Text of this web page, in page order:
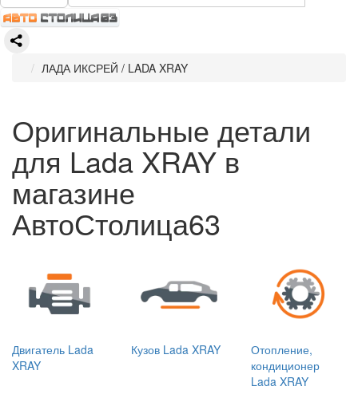
ЛАДА ИКСРЕЙ / LADA XRAY
Оригинальные детали
для Lada XRAY в
магазине
АвтоСтолица63
Двигатель Lada
XRAY
Кузов Lada XRAY
Отопление,
кондиционер
Lada XRAY